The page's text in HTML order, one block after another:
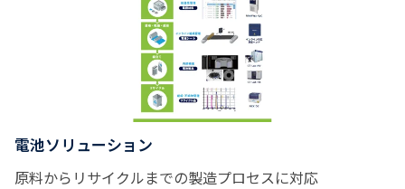
全自動還元気化水銀測
定装置のご紹介
ここまで見える！X線
CTの活用事例
電池ソリューション
原料からリサイクルまでの製造プロセスに対応